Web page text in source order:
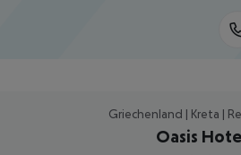
Griechenland | Kreta |
Oasis